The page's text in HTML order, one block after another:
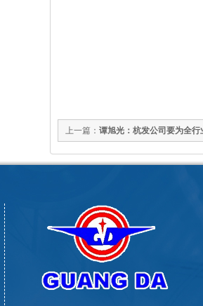
上一篇： 谭旭光：杭发公司要为全行